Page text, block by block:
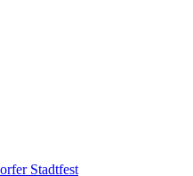
Stadtfest